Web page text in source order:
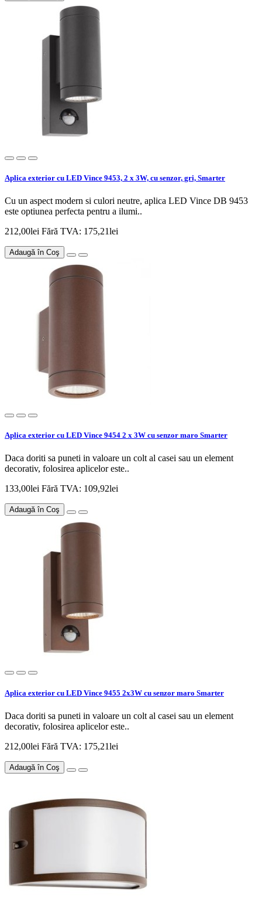
Aplica exterior cu LED Vince 9453, 2 x 3W, cu senzor, gri, Smarter
Cu un aspect modern si culori neutre, aplica LED Vince DB 9453
este optiunea perfecta pentru a ilumi..
212,00lei Fără TVA: 175,21lei
Adaugă în Coş
Aplica exterior cu LED Vince 9454 2 x 3W cu senzor maro Smarter
Daca doriti sa puneti in valoare un colt al casei sau un element
decorativ, folosirea aplicelor este..
133,00lei Fără TVA: 109,92lei
Adaugă în Coş
Aplica exterior cu LED Vince 9455 2x3W cu senzor maro Smarter
Daca doriti sa puneti in valoare un colt al casei sau un element
decorativ, folosirea aplicelor este..
212,00lei Fără TVA: 175,21lei
Adaugă în Coş